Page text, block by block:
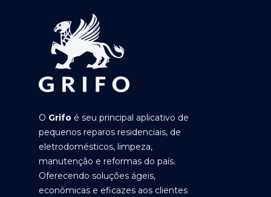
O Grifo é seu principal aplicativo de
pequenos reparos residenciais, de
eletrodomésticos, limpeza,
manutenção e reformas do país.
Oferecendo soluções ágeis,
econômicas e eficazes aos clientes